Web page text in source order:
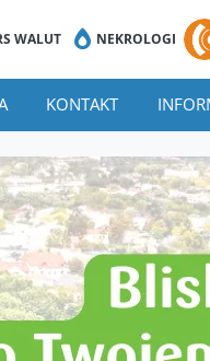
WALUT NEKROLOGI
KONTAKT